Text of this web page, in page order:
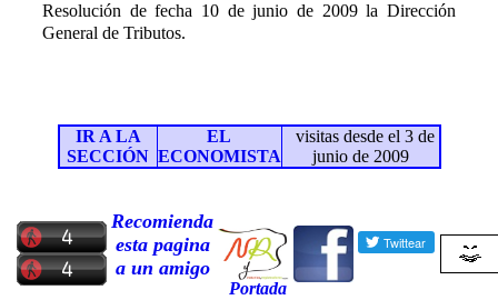
Resolución de fecha 10 de junio de 2009 la Dirección
General de Tributos.
IR A LA
SECCIÓN
EL
ECONOMISTA
visitas desde el 3 de
junio de 2009
Recomienda
esta pagina
a un amigo
Portada